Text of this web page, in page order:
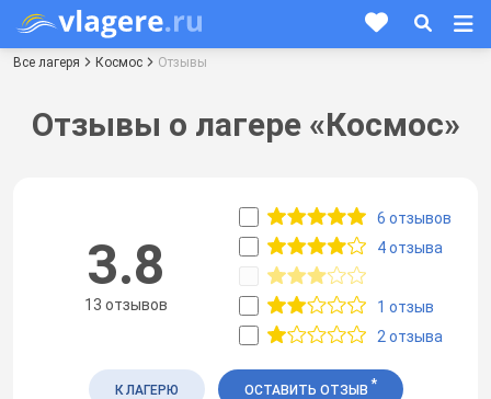
Все лагеря Космос Отзывы
Отзывы о лагере «Космос»
3.8
13 отзывов
6 отзывов
4 отзыва
1 отзыв
2 отзыва
К ЛАГЕРЮ ОСТАВИТЬ ОТЗЫВ *